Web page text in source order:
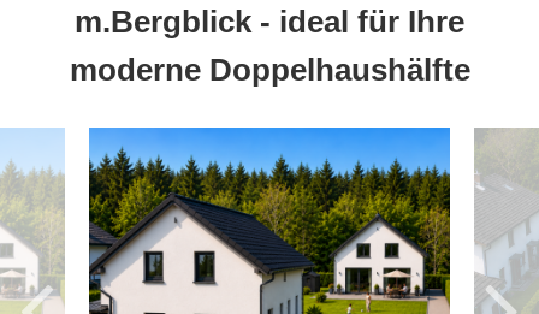
m.Bergblick - ideal für Ihre
moderne Doppelhaushälfte